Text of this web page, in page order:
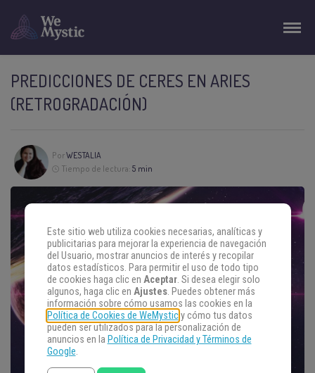
PREDICCIONES DE CERES EN ARIES
(RETROGRADACIÓN)
PorWESTALIA
Tiempo de lectura: 5 min
Este sitio web utiliza cookies necesarias, analíticas y
publicitarias para mejorar la experiencia de navegación
del Usuario, mostrar anuncios de interés y recopilar
datos estadísticos. Para permitir el uso de todo tipo
de cookies haga clic en Aceptar. Si desea elegir solo
algunos, haga clic en Ajustes. Puedes obtener más
información sobre cómo usamos las cookies en la
Política de Cookies de WeMysticy cómo tus datos
pueden ser utilizados para la personalización de
anuncios en la Política de Privacidad y Términos de
Google.